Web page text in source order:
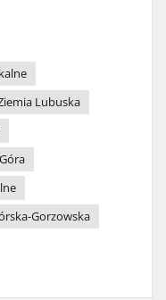
Lubuska
Gorzowska